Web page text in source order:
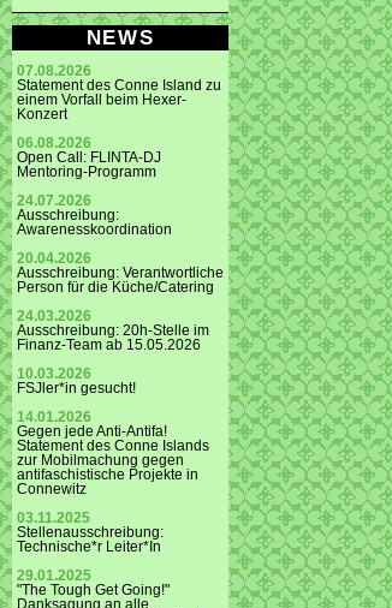
NEWS
07.08.2026
Statement des Conne Island zu
einem Vorfall beim Hexer-
Konzert
06.08.2026
Open Call: FLINTA-DJ
Mentoring-Programm
24.07.2026
Ausschreibung:
Awarenesskoordination
20.04.2026
Ausschreibung: Verantwortliche
Person für die Küche/Catering
24.03.2026
Ausschreibung: 20h-Stelle im
Finanz-Team ab 15.05.2026
10.03.2026
FSJler*in gesucht!
14.01.2026
Gegen jede Anti-Antifa!
Statement des Conne Islands
zur Mobilmachung gegen
antifaschistische Projekte in
Connewitz
03.11.2025
Stellenausschreibung:
Technische*r Leiter*In
29.01.2025
"The Tough Get Going!"
Danksagung an alle